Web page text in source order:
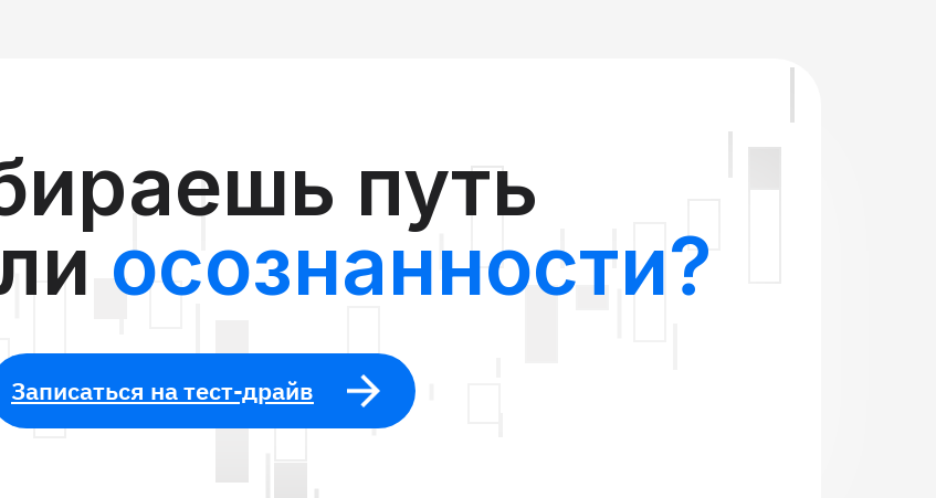
путь
осознанности?
Записаться на тест-драйв